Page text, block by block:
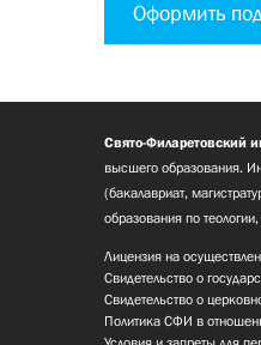
Оформить
Свято-Филаретовский
высшего образования.
(бакалавриат,
образования по
Лицензия на
Свидетельство о
Свидетельство о
Политика СФИ в